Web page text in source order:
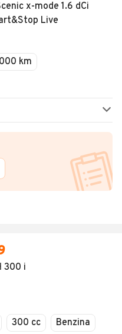
x-mode 1.6 dCi
Live
km
300 i
300 cc Benzina